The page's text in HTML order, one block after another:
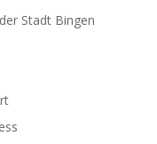
Stadt Bingen